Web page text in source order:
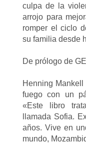
culpa de la
arrojo para
romper el ciclo
su familia desde
De prólogo de
Henning
fuego con un
«Este libro
llamada Sofia.
años. Vive en
mundo,